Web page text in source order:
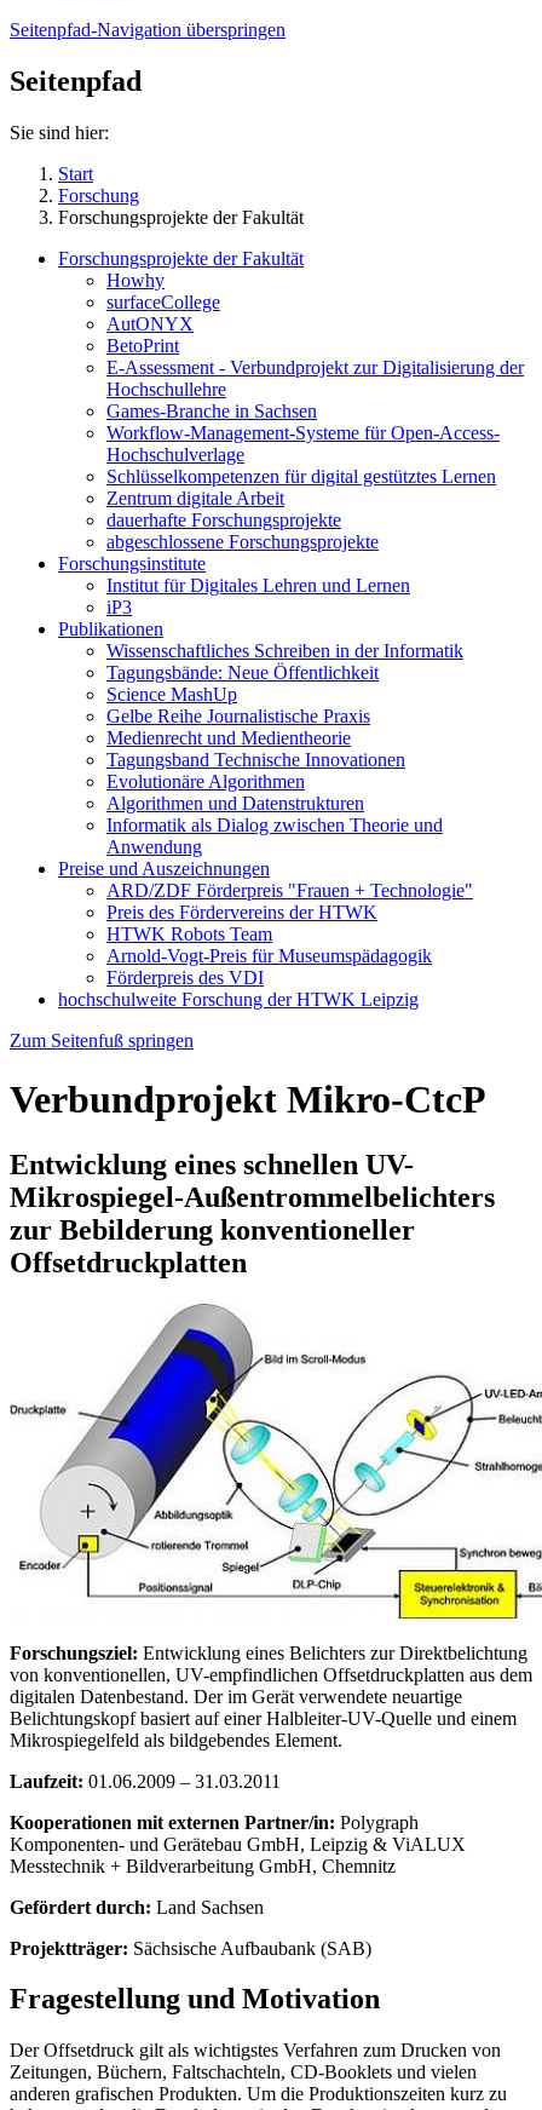
Seitenpfad-Navigation überspringen
Seitenpfad
Sie sind hier:
Start
Forschung
Forschungsprojekte der Fakultät
Forschungsprojekte der Fakultät
Howhy
surfaceCollege
AutONYX
BetoPrint
E-Assessment - Verbundprojekt zur Digitalisierung der
Hochschullehre
Games-Branche in Sachsen
Workflow-Management-Systeme für Open-Access-
Hochschulverlage
Schlüsselkompetenzen für digital gestütztes Lernen
Zentrum digitale Arbeit
dauerhafte Forschungsprojekte
abgeschlossene Forschungsprojekte
Forschungsinstitute
Institut für Digitales Lehren und Lernen
iP3
Publikationen
Wissenschaftliches Schreiben in der Informatik
Tagungsbände: Neue Öffentlichkeit
Science MashUp
Gelbe Reihe Journalistische Praxis
Medienrecht und Medientheorie
Tagungsband Technische Innovationen
Evolutionäre Algorithmen
Algorithmen und Datenstrukturen
Informatik als Dialog zwischen Theorie und
Anwendung
Preise und Auszeichnungen
ARD/ZDF Förderpreis "Frauen + Technologie"
Preis des Fördervereins der HTWK
HTWK Robots Team
Arnold-Vogt-Preis für Museumspädagogik
Förderpreis des VDI
hochschulweite Forschung der HTWK Leipzig
Zum Seitenfuß springen
Verbundprojekt Mikro-CtcP
Entwicklung eines schnellen UV-
Mikrospiegel-Außentrommelbelichters
zur Bebilderung konventioneller
Offsetdruckplatten
Forschungsziel: Entwicklung eines Belichters zur Direktbelichtung
von konventionellen, UV-empfindlichen Offsetdruckplatten aus dem
digitalen Datenbestand. Der im Gerät verwendete neuartige
Belichtungskopf basiert auf einer Halbleiter-UV-Quelle und einem
Mikrospiegelfeld als bildgebendes Element.
Laufzeit: 01.06.2009 – 31.03.2011
Kooperationen mit externen Partner/in: Polygraph
Komponenten- und Gerätebau GmbH, Leipzig & ViALUX
Messtechnik + Bildverarbeitung GmbH, Chemnitz
Gefördert durch: Land Sachsen
Projektträger: Sächsische Aufbaubank (SAB)
Fragestellung und Motivation
Der Offsetdruck gilt als wichtigstes Verfahren zum Drucken von
Zeitungen, Büchern, Faltschachteln, CD-Booklets und vielen
anderen grafischen Produkten. Um die Produktionszeiten kurz zu